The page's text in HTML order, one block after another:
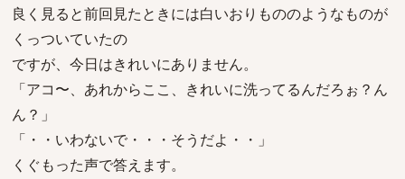
良く見ると前回見たときには白いおりもののようなものが
くっついていたの
ですが、今日はきれいにありません。
「アコ〜、あれからここ、きれいに洗ってるんだろぉ？ん
ん？」
「・・いわないで・・・そうだよ・・」
くぐもった声で答えます。